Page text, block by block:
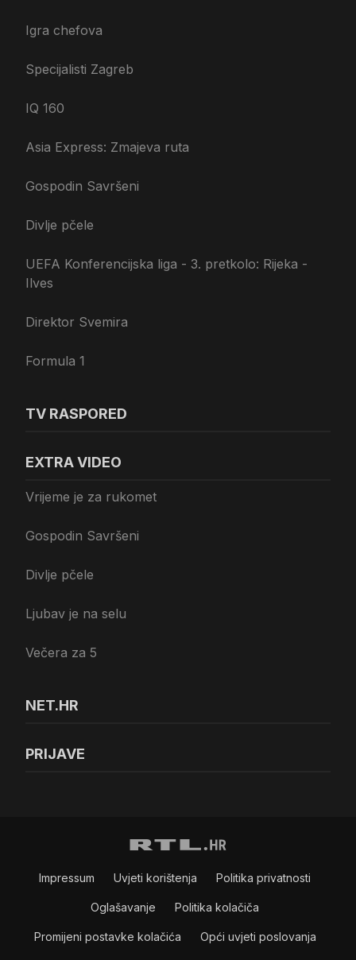
Igra chefova
Specijalisti Zagreb
IQ 160
Asia Express: Zmajeva ruta
Gospodin Savršeni
Divlje pčele
UEFA Konferencijska liga - 3. pretkolo: Rijeka -
Ilves
Direktor Svemira
Formula 1
TV RASPORED
EXTRA VIDEO
Vrijeme je za rukomet
Gospodin Savršeni
Divlje pčele
Ljubav je na selu
Večera za 5
NET.HR
PRIJAVE
Impressum Uvjeti korištenja Politika privatnosti
Oglašavanje Politika kolačiča
Promijeni postavke kolačića Opći uvjeti poslovanja